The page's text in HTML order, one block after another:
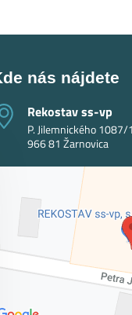
nás nájdete
Rekostav ss-vp
P. Jilemnického 1087/1
966 81 Žarnovica